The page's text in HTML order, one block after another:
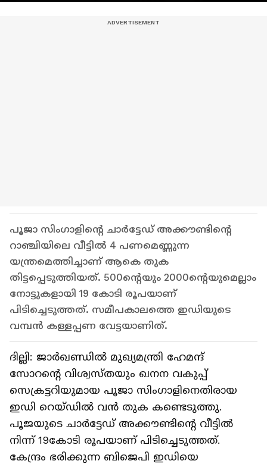
പൂജാ സിംഗാളിന്‍റെ ചാർട്ടേഡ് അക്കൗണ്ടിന്‍റെ
റാഞ്ചിയിലെ വീട്ടിൽ 4 പണമെണ്ണുന്ന
യന്ത്രമെത്തിച്ചാണ് ആകെ തുക
തിട്ടപ്പെടുത്തിയത്. 500ന്‍റെയും 2000ന്‍റെയുമെല്ലാം
നോട്ടുകളായി 19 കോടി രൂപയാണ്
പിടിച്ചെടുത്തത്. സമീപകാലത്തെ ഇഡിയുടെ
വമ്പൻ കള്ളപ്പണ വേട്ടയാണിത്.
ദില്ലി: ജാർഖണ്ഡിൽ മുഖ്യമന്ത്രി ഹേമന്ദ്
സോറന്‍റെ വിശ്വസ്തയും ഖനന വകുപ്പ്
സെക്രട്ടറിയുമായ പൂജാ സിംഗാളിനെതിരായ
ഇഡി റെയ്ഡിൽ വൻ തുക കണ്ടെടുത്തു.
പൂജയുടെ ചാർട്ടേഡ് അക്കൗണ്ടിന്‍റെ വീട്ടിൽ
നിന്ന് 19കോടി രൂപയാണ് പിടിച്ചെടുത്തത്.
കേന്ദ്രം ഭരിക്കുന്ന ബിജെപി ഇഡിയെ